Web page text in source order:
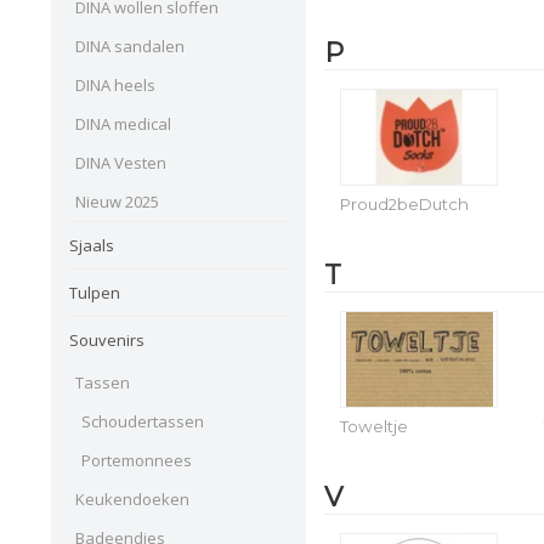
DINA wollen sloffen
DINA sandalen
DINA heels
DINA medical
DINA Vesten
Nieuw 2025
Sjaals
Tulpen
Souvenirs
Tassen
Schoudertassen
Portemonnees
Keukendoeken
Badeendjes
P
Proud2beDutch
T
Toweltje
V